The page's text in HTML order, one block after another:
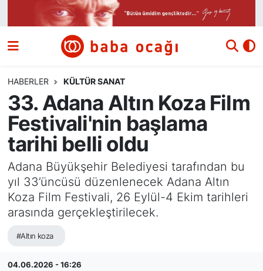
HABERLER KÜLTÜR SANAT
33. Adana Altın Koza Film
Festivali'nin başlama
tarihi belli oldu
Adana Büyükşehir Belediyesi tarafından bu
yıl 33’üncüsü düzenlenecek Adana Altın
Koza Film Festivali, 26 Eylül-4 Ekim tarihleri
arasında gerçekleştirilecek.
#Altın koza
04.06.2026 - 16:26
Siyaset
Ekonomi
Dünya
Kültür ve Sanat
Eğitim
Nöbetçi Eczaneler
Hava Durumu
Namaz Vakitleri
Trafik Durumu
Süper Lig Puan Durumu ve Fikstür
Tüm Manşetler